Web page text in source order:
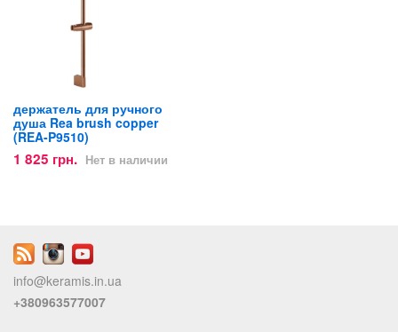
держатель для ручного
душа Rea brush copper
(REA-P9510)
1 825 грн. Нет в наличии
info@keramis.in.ua
+380963577007